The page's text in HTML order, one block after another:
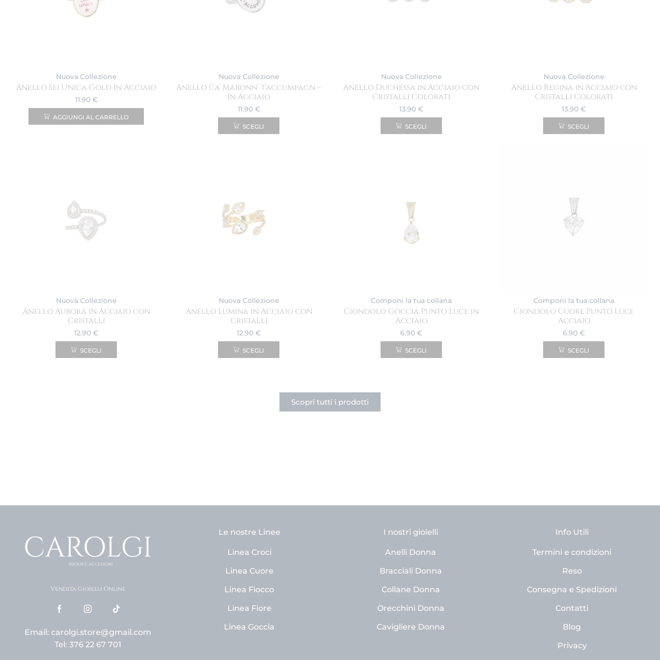
Nuova Collezione
Anello Sei Unica Gold In Acciaio
11.90 €
AGGIUNGI AL CARRELLO
Nuova Collezione
Anello Ca’ Maronn’ t’accumpagn –
In Acciaio
11.90 €
SCEGLI
Nuova Collezione
Anello Duchessa in Acciaio con
Cristalli Colorati
13.90 €
SCEGLI
Nuova Collezione
Anello Regina in Acciaio con
Cristalli Colorati
13.90 €
SCEGLI
Nuova Collezione
Anello Aurora in Acciaio con
Cristalli
12.90 €
SCEGLI
Nuova Collezione
Anello Lumina in Acciaio con
Cristalli
12.90 €
SCEGLI
Componi la tua collana
Ciondolo Goccia Punto Luce in
Acciaio
6.90 €
SCEGLI
Componi la tua collana
Ciondolo Cuore Punto Luce
Acciaio
6.90 €
SCEGLI
Scopri tutti i prodotti
Vendita Gioielli Online
Email: carolgi.store@gmail.com
Tel: 376 22 67 701
Le nostre Linee
Linea Croci
Linea Cuore
Linea Fiocco
Linea Fiore
Linea Goccia
I nostri gioielli
Anelli Donna
Bracciali Donna
Collane Donna
Orecchini Donna
Cavigliere Donna
Info Utili
Termini e condizioni
Reso
Consegna e Spedizioni
Contatti
Blog
Privacy